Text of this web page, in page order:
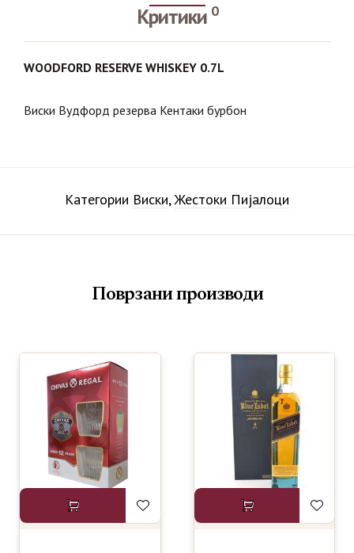
Критики 0
WOODFORD RESERVE WHISKEY 0.7L
Виски Вудфорд резерва Кентаки бурбон
Категории Виски,Жестоки Пијалоци
Поврзани производи